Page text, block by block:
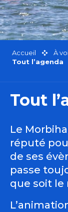
Accueil À
Tout l’agenda
Tout
Le
réputé
de ses
passe
que soit le